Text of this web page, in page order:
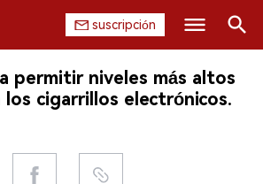
suscripción
Buscar
permitir niveles más altos
cigarrillos electrónicos.